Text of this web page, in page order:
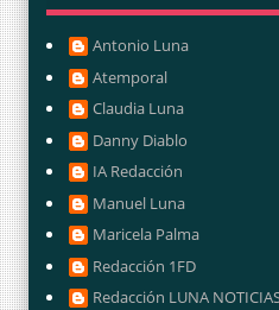
Antonio Luna
Atemporal
Claudia Luna
Danny Diablo
IA Redacción
Manuel Luna
Maricela Palma
Redacción 1FD
Redacción LUNA